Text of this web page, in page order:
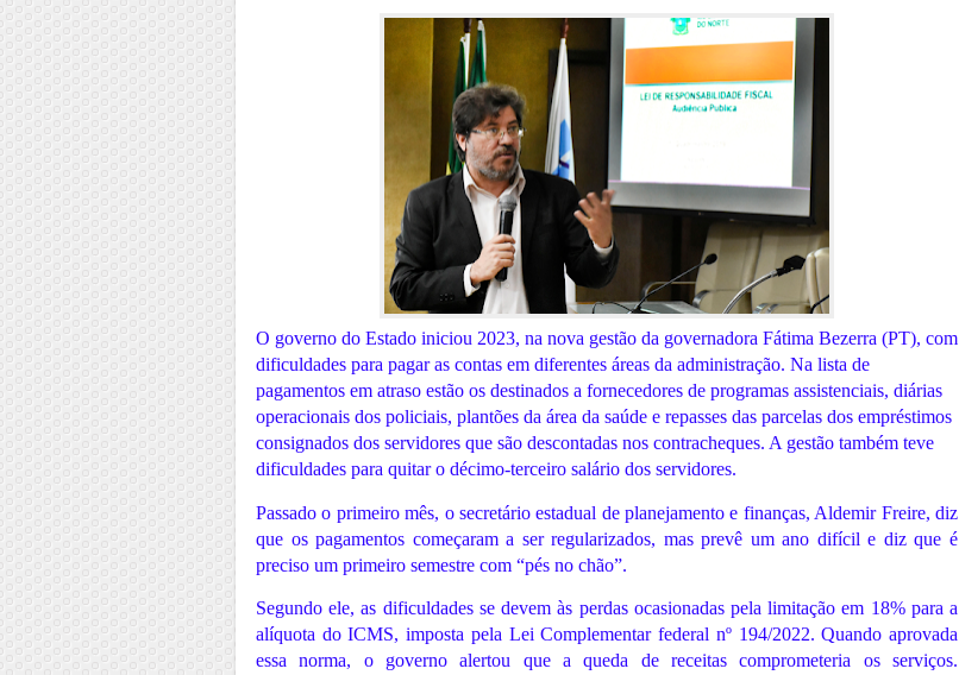
O governo do Estado iniciou 2023, na nova gestão da governadora Fátima Bezerra (PT), com
dificuldades para pagar as contas em diferentes áreas da administração. Na lista de
pagamentos em atraso estão os destinados a fornecedores de programas assistenciais, diárias
operacionais dos policiais, plantões da área da saúde e repasses das parcelas dos empréstimos
consignados dos servidores que são descontadas nos contracheques. A gestão também teve
dificuldades para quitar o décimo-terceiro salário dos servidores.
Passado o primeiro mês, o secretário estadual de planejamento e finanças, Aldemir Freire, diz
que os pagamentos começaram a ser regularizados, mas prevê um ano difícil e diz que é
preciso um primeiro semestre com “pés no chão”.
Segundo ele, as dificuldades se devem às perdas ocasionadas pela limitação em 18% para a
alíquota do ICMS, imposta pela Lei Complementar federal nº 194/2022. Quando aprovada
essa norma, o governo alertou que a queda de receitas comprometeria os serviços.